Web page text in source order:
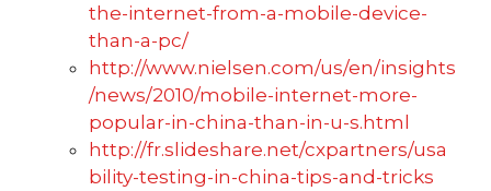
the-internet-from-a-mobile-device-
than-a-pc/
http://www.nielsen.com/us/en/insights
/news/2010/mobile-internet-more-
popular-in-china-than-in-u-s.html
http://fr.slideshare.net/cxpartners/usa
bility-testing-in-china-tips-and-tricks